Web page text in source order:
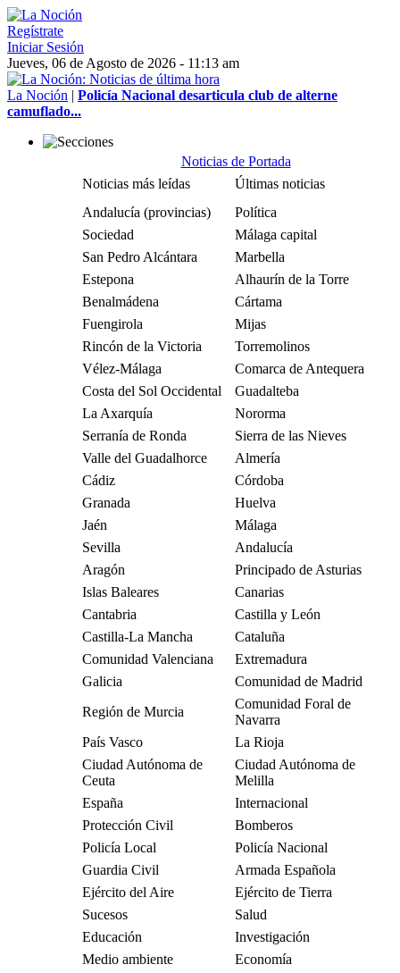
Regístrate
Iniciar Sesión
Jueves, 06 de Agosto de 2026 - 11:13 am
La Noción | Policía Nacional desarticula club de alterne
camuflado...
Noticias de Portada
Noticias más leídas
Últimas noticias
Andalucía (provincias)
Política
Sociedad
Málaga capital
San Pedro Alcántara
Marbella
Estepona
Alhaurín de la Torre
Benalmádena
Cártama
Fuengirola
Mijas
Rincón de la Victoria
Torremolinos
Vélez-Málaga
Comarca de Antequera
Costa del Sol Occidental
Guadalteba
La Axarquía
Nororma
Serranía de Ronda
Sierra de las Nieves
Valle del Guadalhorce
Almería
Cádiz
Córdoba
Granada
Huelva
Jaén
Málaga
Sevilla
Andalucía
Aragón
Principado de Asturias
Islas Baleares
Canarias
Cantabria
Castilla y León
Castilla-La Mancha
Cataluña
Comunidad Valenciana
Extremadura
Galicia
Comunidad de Madrid
Región de Murcia
Comunidad Foral de
Navarra
País Vasco
La Rioja
Ciudad Autónoma de
Ceuta
Ciudad Autónoma de
Melilla
España
Internacional
Protección Civil
Bomberos
Policía Local
Policía Nacional
Guardia Civil
Armada Española
Ejército del Aire
Ejército de Tierra
Sucesos
Salud
Educación
Investigación
Medio ambiente
Economía